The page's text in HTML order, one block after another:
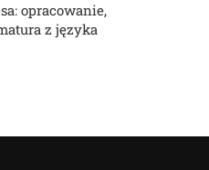
opracowanie,
z języka